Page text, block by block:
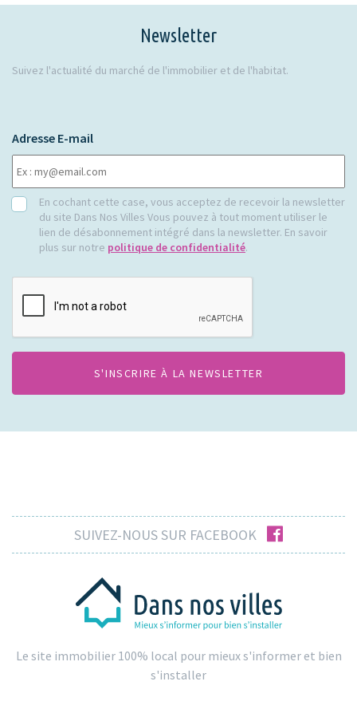
Newsletter
Suivez l'actualité du marché de l'immobilier et de l'habitat.
Adresse E-mail
RGPDEn cochant cette case, vous acceptez de recevoir la newsletter
du site Dans Nos Villes Vous pouvez à tout moment utiliser le
lien de désabonnement intégré dans la newsletter. En savoir
plus sur notre politique de confidentialité.
CAPTCHA
SUIVEZ-NOUS SUR FACEBOOK facebook
Le site immobilier 100% local pour mieux s'informer et bien
s'installer